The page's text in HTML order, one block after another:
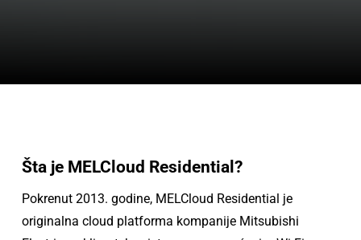
Šta je MELCloud Residential?
Pokrenut 2013. godine, MELCloud Residential je
originalna cloud platforma kompanije Mitsubishi